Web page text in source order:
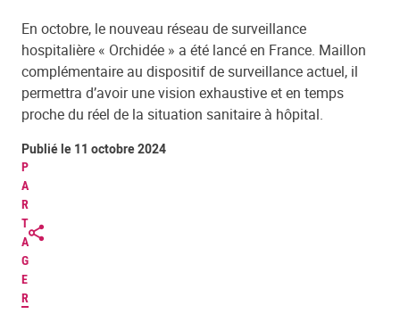
En octobre, le nouveau réseau de surveillance
hospitalière « Orchidée » a été lancé en France. Maillon
complémentaire au dispositif de surveillance actuel, il
permettra d’avoir une vision exhaustive et en temps
proche du réel de la situation sanitaire à hôpital.
P
A
R
T
A
G
E
R
Publié le 11 octobre 2024